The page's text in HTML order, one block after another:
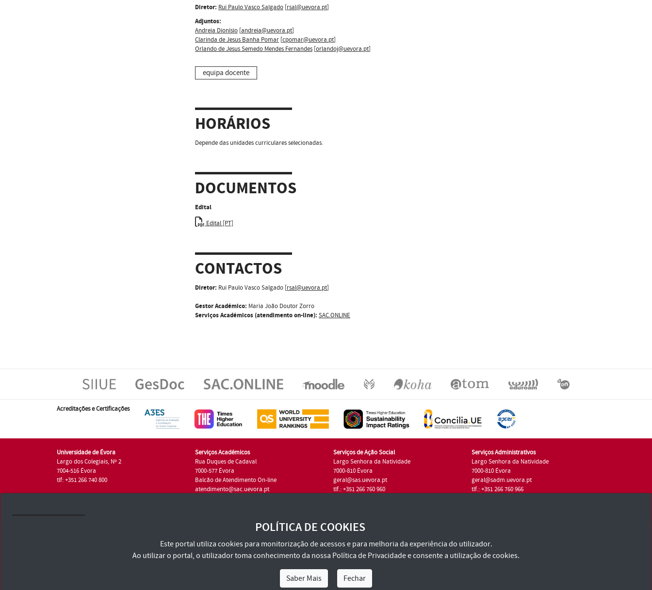
Diretor: Rui Paulo Vasco Salgado [rsal@uevora.pt]
Adjuntos:
Andreia Dionísio [andreia@uevora.pt]
Clarinda de Jesus Banha Pomar [cpomar@uevora.pt]
Orlando de Jesus Semedo Mendes Fernandes [orlandoj@uevora.pt]
equipa docente
HORÁRIOS
Depende das unidades curriculares selecionadas.
DOCUMENTOS
Edital
Edital [PT]
CONTACTOS
Diretor: Rui Paulo Vasco Salgado [rsal@uevora.pt]
Gestor Académico: Maria João Doutor Zorro
Serviços Académicos (atendimento on-line): SAC.ONLINE
Acreditações e Certificações
Universidade de Évora
Largo dos Colegiais, Nº 2
7004-516 Évora
tlf: +351 266 740 800
Serviços Académicos
Rua Duques de Cadaval
7000-577 Évora
Balcão de Atendimento On-line
atendimento@sac.uevora.pt
Serviços de Ação Social
Largo Senhora da Natividade
7000-810 Évora
geral@sas.uevora.pt
tlf.: +351 266 760 960
Serviços Administrativos
Largo Senhora da Natividade
7000-810 Évora
geral@sadm.uevora.pt
tlf.: +351 266 760 966
Consulte os Termos e Condições e Política de Privacidade
POLÍTICA DE COOKIES
Este portal utiliza cookies para monitorização de acessos e para melhoria da experiência do utilizador.
Ao utilizar o portal, o utilizador toma conhecimento da nossa Política de Privacidadee consente a utilização de cookies.
Saber Mais Fechar